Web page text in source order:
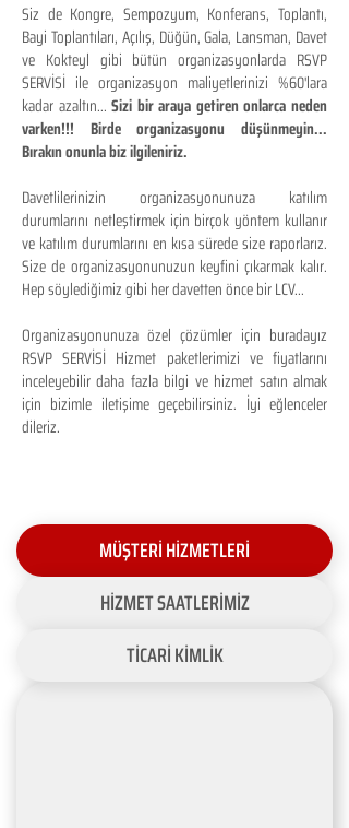
Siz de Kongre, Sempozyum, Konferans, Toplantı,
Bayi Toplantıları, Açılış, Düğün, Gala, Lansman, Davet
ve Kokteyl gibi bütün organizasyonlarda RSVP
SERVİSİ ile organizasyon maliyetlerinizi %60'lara
kadar azaltın...Sizi bir araya getiren onlarca neden
varken!!! Birde organizasyonu düşünmeyin...
Bırakın onunla biz ilgileniriz.
Davetlilerinizin organizasyonunuza katılım
durumlarını netleştirmek için birçok yöntem kullanır
ve katılım durumlarını en kısa sürede size raporlarız.
Size de organizasyonunuzun keyfini çıkarmak kalır.
Hep söylediğimiz gibi her davetten önce bir LCV...
Organizasyonunuza özel çözümler için buradayız
RSVP SERVİSİ Hizmet paketlerimizi ve fiyatlarını
inceleyebilir daha fazla bilgi ve hizmet satın almak
için bizimle iletişime geçebilirsiniz. İyi eğlenceler
dileriz.
MÜŞTERİ HİZMETLERİ
HİZMET SAATLERİMİZ
TİCARİ KİMLİK